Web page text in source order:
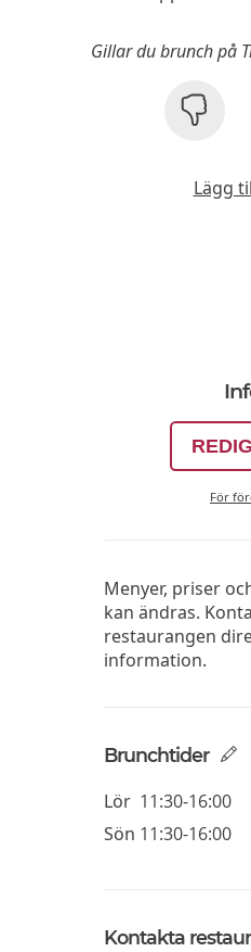
Gillar du brunch på
Lägg
För
Menyer, priser
kan ändras.
restaurangen
information.
Brunchtider
Lör 11:30-16:00
Sön 11:30-16:00
Kontakta